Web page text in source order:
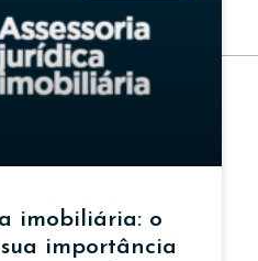
imobiliária: o
importância